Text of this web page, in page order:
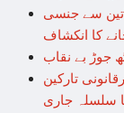
سے جنسی
کا انکشاف
جوڑ بے نقاب
تارکین
سلسلہ جاری